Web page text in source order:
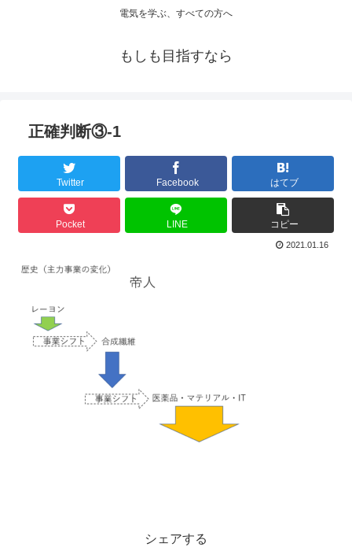
電気を学ぶ、すべての方へ
もしも目指すなら
正確判断③-1
Twitter Facebook はてブ
Pocket LINE コピー
2021.01.16
シェアする